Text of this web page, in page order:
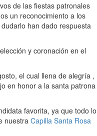
de las fiestas patronales
un reconocimiento a los
han dado respuesta
y coronación en el
el cual llena de alegría ,
en honor a la santa patrona
favorita, ya que todo lo
nuestra Capilla Santa Rosa